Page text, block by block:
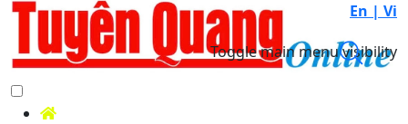
En | Vi
Toggle main menu visibility